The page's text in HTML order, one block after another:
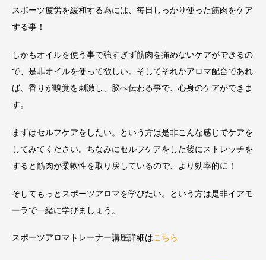
スポーツ疲労を緩和する為には、毎日しっかり使った筋肉をケア
する事！
しかもオイルを使う事で強すぎず筋肉を痛めないケアができるの
で、是非オイルを使って欲しい。そしてそれがアロマ配合であれ
ば、香りが嗅覚を刺激し、脳へ伝わる事で、心身のケアができま
す。
まずはセルフケアをしたい。という方は是非こんな感じでケアを
してみてください。ちなみにセルフケアをした後にストレッチを
すると筋肉が柔軟性を取り戻しているので、より効率的に！
そしてもっとスポーツアロマを学びたい。という方は是非イアモ
ーラで一緒に学びましょう。
スポーツアロマトレーナー講座詳細はこちら